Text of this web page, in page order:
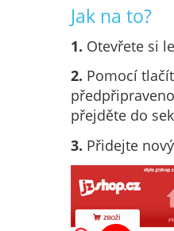
Jak na to?
1. Otevřete si
2. Pomocí
přejděte do
3. Přidejte